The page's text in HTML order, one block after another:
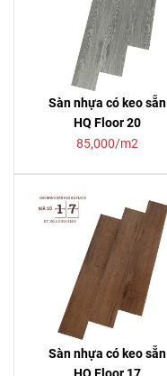
Sàn nhựa có keo sẵn
HQ Floor 20
85,000/m2
Sàn nhựa có keo sẵn